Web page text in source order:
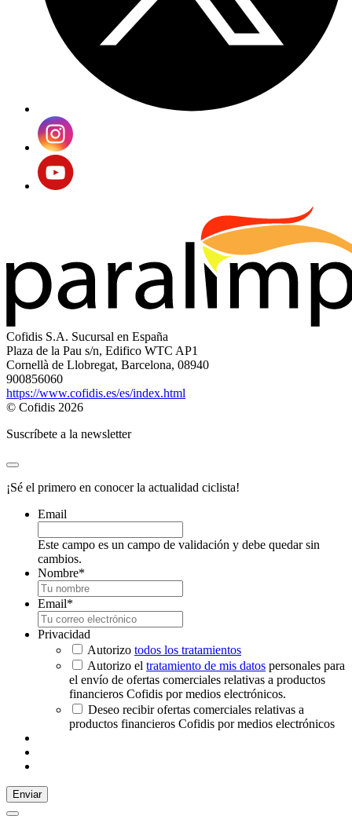
Cofidis S.A. Sucursal en España
Plaza de la Pau s/n, Edifico WTC AP1
Cornellà de Llobregat, Barcelona, 08940
900856060
https://www.cofidis.es/es/index.html
© Cofidis 2026
Suscríbete a la newsletter
¡Sé el primero en conocer la actualidad ciclista!
Email
Este campo es un campo de validación y debe quedar sin
cambios.
Nombre*
Email*
Privacidad
Autorizo todos los tratamientos
Autorizo el tratamiento de mis datos personales para
el envío de ofertas comerciales relativas a productos
financieros Cofidis por medios electrónicos.
Deseo recibir ofertas comerciales relativas a
productos financieros Cofidis por medios electrónicos
Enviar